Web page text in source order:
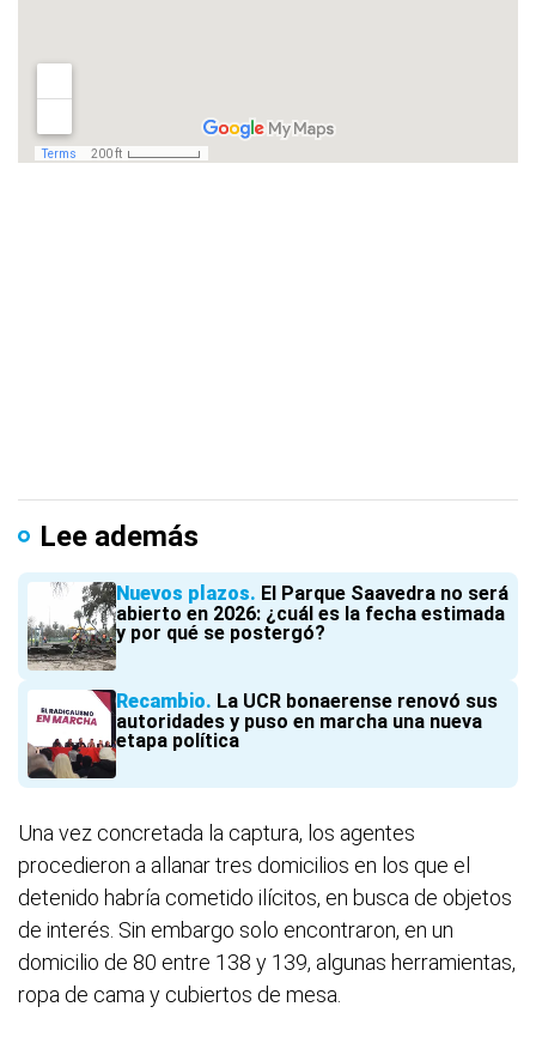
Lee además
Nuevos plazos El Parque Saavedra no será
abierto en 2026: ¿cuál es la fecha estimada
y por qué se postergó?
Recambio La UCR bonaerense renovó sus
autoridades y puso en marcha una nueva
etapa política
Una vez concretada la captura, los agentes
procedieron a allanar tres domicilios en los que el
detenido habría cometido ilícitos, en busca de objetos
de interés. Sin embargo solo encontraron, en un
domicilio de 80 entre 138 y 139, algunas herramientas,
ropa de cama y cubiertos de mesa.